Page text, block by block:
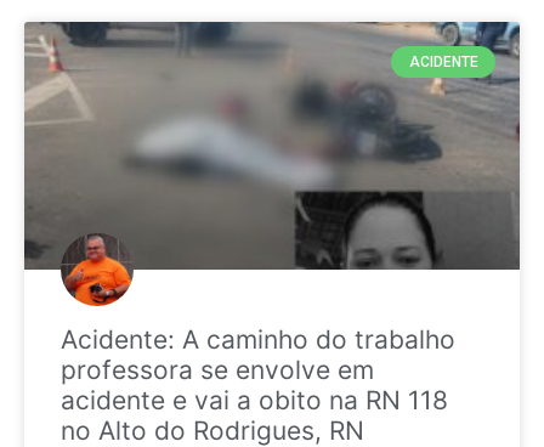
ACIDENTE
Acidente: A caminho do trabalho
professora se envolve em
acidente e vai a obito na RN 118
no Alto do Rodrigues, RN